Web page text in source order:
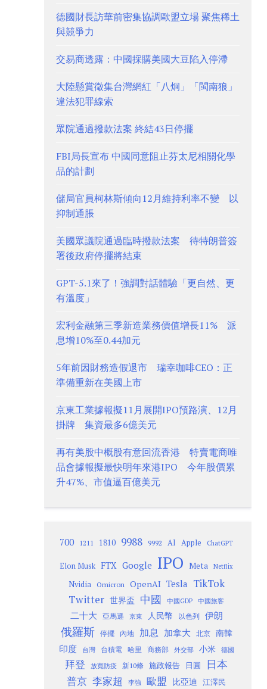
德國財長訪華前密集協調歐盟立場 聚焦稀土
與競爭力
交易商透露：中國採購美國大豆陷入停滯
大陸懸賞徵集台灣網紅「八炯」「閩南狼」
違法犯罪線索
眾院通過撥款法案 終結43日停擺
FBI局長宣布 中國同意阻止芬太尼相關化學
品的計劃
儲局官員柯林斯傾向12月維持利率不變 以
抑制通脹
美國眾議院通過臨時撥款法案 待特朗普簽
署後政府停擺將結束
GPT-5.1來了！強調對話體驗「更自然、更
有溫度」
宏利金融第三季新造業務價值增長11% 派
息增10%至0.44加元
5年前因財務造假退市 瑞幸咖啡CEO：正
準備重新在美國上市
京東工業據報擬11月展開IPO預路演、12月
掛牌 集資最多6億美元
再有美股中概股有意回流香港 特賣電商唯
品會據報擬最快明年來港IPO 今年股價累
升47%、市值逼百億美元
700 1211 1810 9988 9992 AI Apple ChatGPT
Elon Musk FTX Google IPO Meta Netflix
Nvidia Omicron OpenAI Tesla TikTok
Twitter 世界盃 中國 中國GDP 中國旅客
二十大 亞馬遜 京東 人民幣 以色列 伊朗
俄羅斯 停擺 內地 加息 加拿大 北京
南韓
印度
台灣 台積電 哈里 商務部 外交部 小米 德國
拜登 放寬防疫 新10條 施政報告 日圓 日本
普京 李家超 李強 歐盟 比亞迪 江澤民